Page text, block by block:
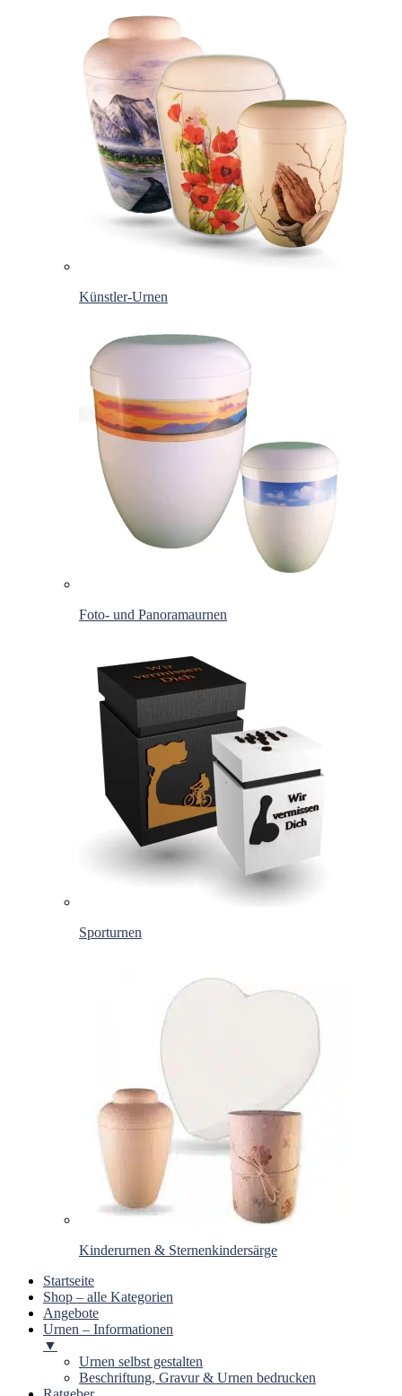
Künstler-Urnen
Foto- und Panoramaurnen
Sporturnen
Kinderurnen & Sternenkindersärge
Startseite
Shop – alle Kategorien
Angebote
Urnen – Informationen
▼
Urnen selbst gestalten
Beschriftung, Gravur & Urnen bedrucken